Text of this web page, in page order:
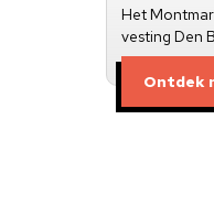
Het
vesting Den
Ontdek